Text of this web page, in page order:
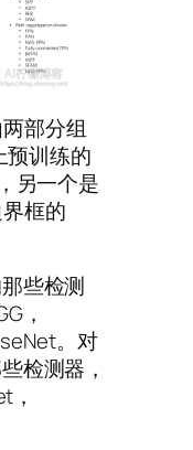
部分组
预训练的
，另一个是
框的
些检测
，
。对
检测器，
，